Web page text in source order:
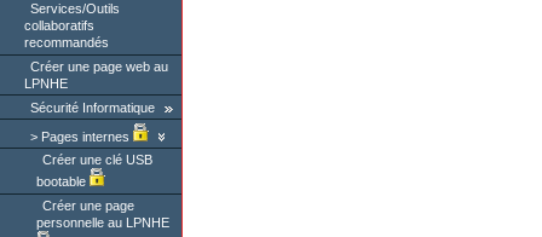
Services/Outils
collaboratifs
recommandés
Créer une page web au
LPNHE
Sécurité Informatique
Pages internes
Créer une clé USB
bootable
Créer une page
personnelle au LPNHE